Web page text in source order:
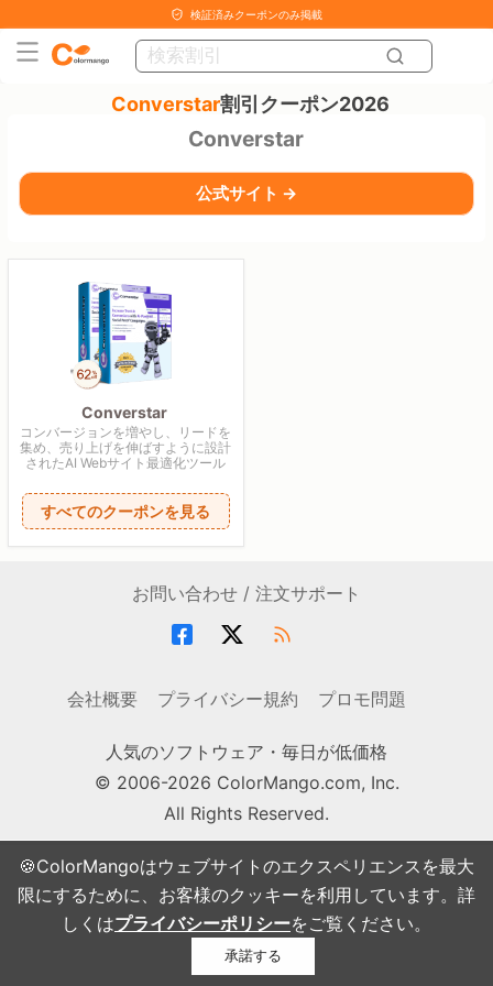
🍪ColorMangoはウェブサイトのエクスペリエンスを最大
限にするために、お客様のクッキーを利用しています。詳
しくはプライバシーポリシーをご覧ください。
承諾する
検証済みクーポンのみ掲載
Converstar割引クーポン2026
Converstar
公式サイト →
Converstar
コンバージョンを増やし、リードを
集め、売り上げを伸ばすように設計
されたAI Webサイト最適化ツール
すべてのクーポンを見る
お問い合わせ / 注文サポート
会社概要 プライバシー規約 プロモ問題
人気のソフトウェア・毎日が低価格
© 2006-2026 ColorMango.com, Inc.
All Rights Reserved.